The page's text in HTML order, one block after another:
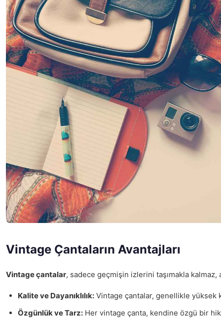
Vintage Çantaların Avantajları
Vintage çantalar, sadece geçmişin izlerini taşımakla
Kalite ve Dayanıklılık: Vintage çantalar, genellikle yüksek
Özgünlük ve Tarz: Her vintage çanta, kendine özgü bir